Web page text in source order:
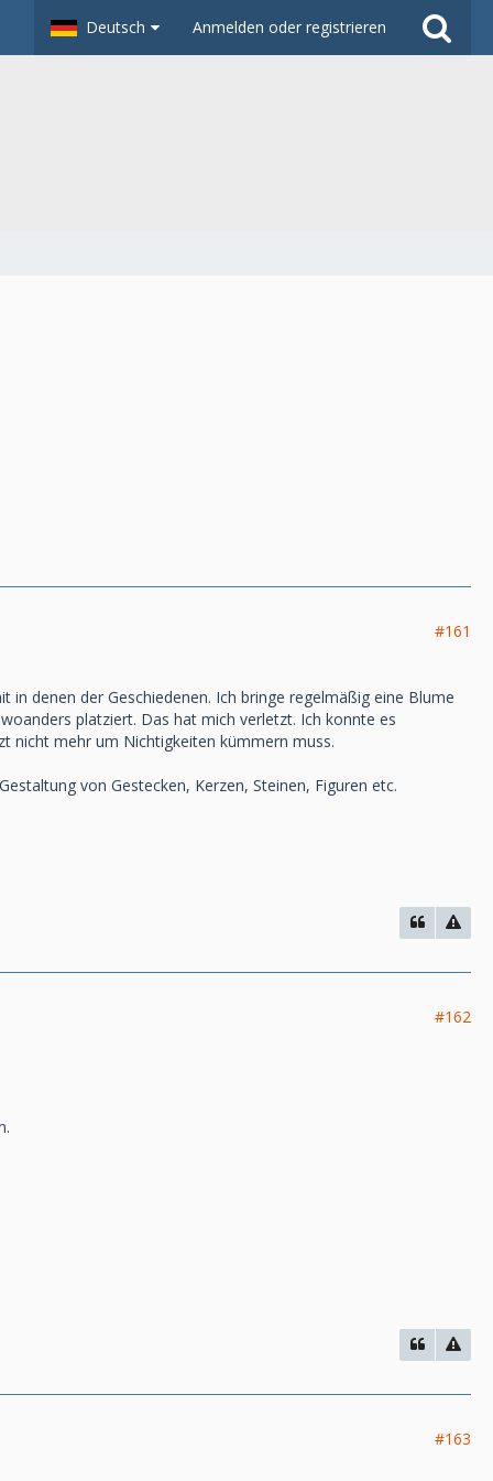
Deutsch Anmelden oder registrieren
#161
denen der Geschiedenen. Ich bringe regelmäßig eine Blume
platziert. Das hat mich verletzt. Ich konnte es
nicht mehr um Nichtigkeiten kümmern muss.
von Gestecken, Kerzen, Steinen, Figuren etc.
#162
#163